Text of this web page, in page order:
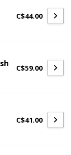
C$44.00
C$59.00
C$41.00